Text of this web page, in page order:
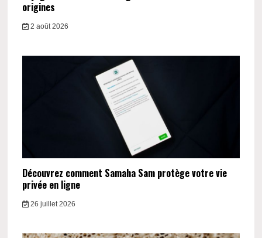
origines
2 août 2026
Découvrez comment Samaha Sam protège votre vie
privée en ligne
26 juillet 2026